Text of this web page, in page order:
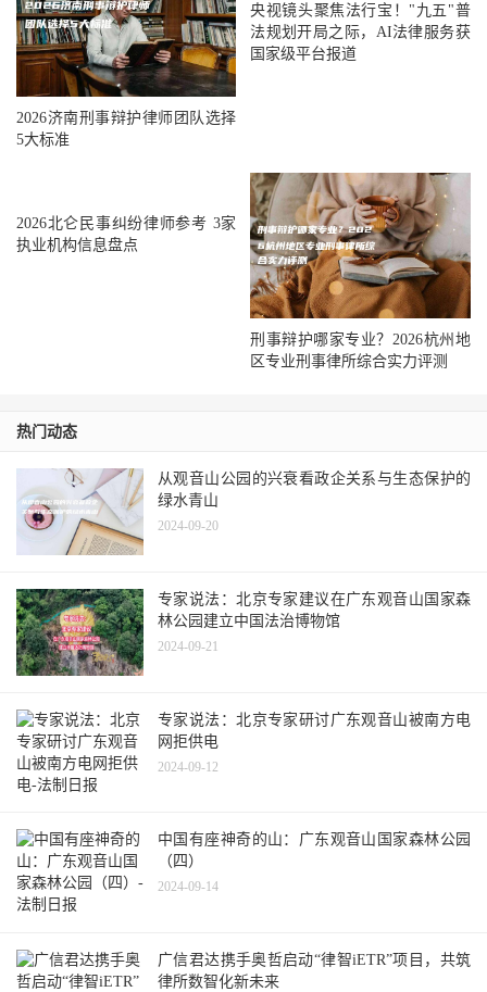
2026济南刑事辩护律师团队选择
5大标准
央视镜头聚焦法行宝！"九五"普
法规划开局之际，AI法律服务获
国家级平台报道
2026北仑民事纠纷律师参考 3家
执业机构信息盘点
刑事辩护哪家专业？2026杭州地
区专业刑事律所综合实力评测
热门动态
从观音山公园的兴衰看政企关系与生态保护的
绿水青山
2024-09-20
专家说法：北京专家建议在广东观音山国家森
林公园建立中国法治博物馆
2024-09-21
专家说法：北京专家研讨广东观音山被南方电
网拒供电
2024-09-12
中国有座神奇的山：广东观音山国家森林公园
（四）
2024-09-14
广信君达携手奥哲启动“律智iETR”项目，共筑
律所数智化新未来